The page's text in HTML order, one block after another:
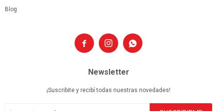
  
Blog
Newsletter
¡Suscribite y recibí todas nuestras novedades!